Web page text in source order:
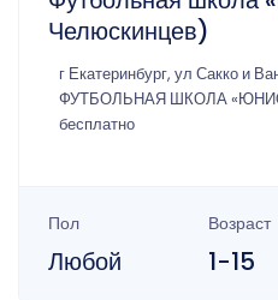
Челюскинцев)
г Екатеринбург, ул Сакко и
ФУТБОЛЬНАЯ ШКОЛА
бесплатно
Пол
Любой
Возраст
1-15